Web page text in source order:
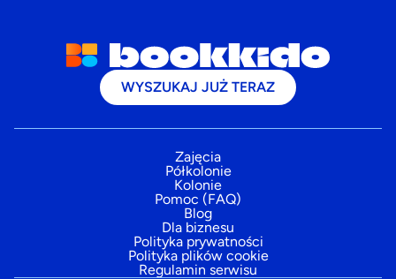
WYSZUKAJ JUŻ TERAZ
Zajęcia
Półkolonie
Kolonie
Pomoc (FAQ)
Blog
Dla biznesu
Polityka prywatności
Polityka plików cookie
Regulamin serwisu